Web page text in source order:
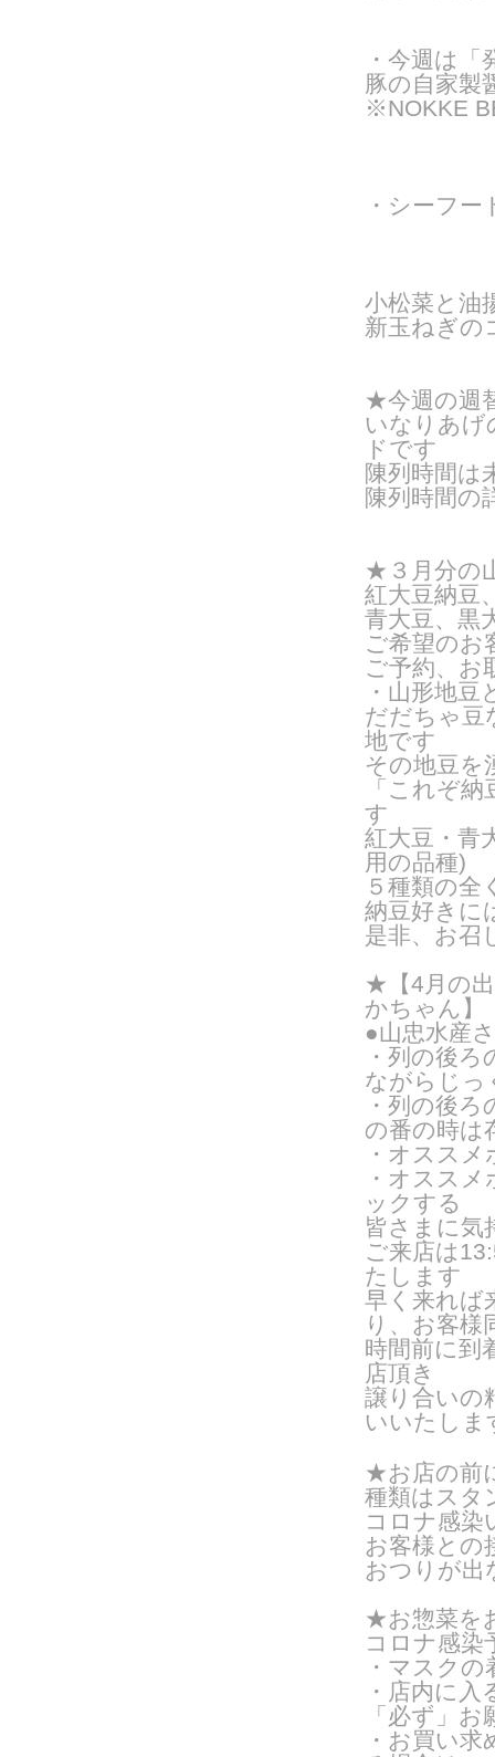
・今週は
豚の自家製
※NOKKE
・シーフ
小松菜と油
新玉ねぎの
★今週の週
いなりあげ
ドです
陳列時間は
陳列時間の
★３月分の
紅大豆納豆
青大豆、黒
ご希望のお
ご予約、お
・山形地
だだちゃ豆
地です
その地豆を
「これぞ
す
紅大豆・青
用の品種)
５種類の全
納豆好きに
是非、お召
★【4月の
かちゃん】
●山忠水産
・列の後
ながらじっ
・列の後
の番の時は
・オスス
・オスス
ックする
皆さまに気
ご来店は
たします
早く来れば
り、お客様
時間前に到
店頂き
譲り合いの
いいたしま
★お店の前
種類はスタ
コロナ感染
お客様との
おつりが出
★お惣菜を
コロナ感染
・マスク
・店内に
「必ず」
・お買い